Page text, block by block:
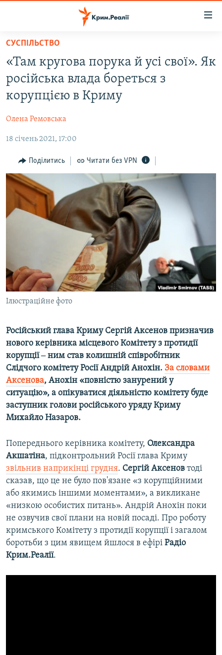
Перейти
основного
матеріалу
Перейти
до
основної
Перейти
пошуку
ВОДА.КРИМ
ВІДЕО ТА ФОТО
БЛОГИ
ПОГЛЯД
ІНТЕРВ'Ю
ВСЕ ЗА ДЕНЬ
СПЕЦПРОЕКТИ
ДЕПОРТАЦІЯ
ВІДЕОУРОКИ «ELIFBE»
УКРАЇНСЬКА ПРОБЛЕМА КРИМУ
ІНФОГРАФІКА
ЯК ОБІЙТИ БЛОКУВАННЯ
ДОЛУЧАЙСЯ!
Усі сайти RFE/RL
СУСПІЛЬСТВО
«Там кругова порука й усі свої». Як
російська влада бореться з
корупцією в Криму
Олена Ремовська
18 січень 2021, 17:00
Поділитись Читати без VPN
Ілюстраційне фото
Російський глава Криму Сергій Аксенов призначив
нового керівника місцевого Комітету з протидії
корупції ‒ ним став колишній співробітник
Слідчого комітету Росії Андрій Анохін. За словами
Аксенова, Анохін «повністю занурений у
ситуацію», а опікуватися діяльністю комітету буде
заступник голови російського уряду Криму
Михайло Назаров.
Попереднього керівника комітету, Олександра
Акшатіна, підконтрольний Росії глава Криму
звільнив наприкінці грудня. Сергій Аксенов тоді
сказав, що це не було пов'язане «з корупційними
або якимись іншими моментами», а викликане
«низкою особистих питань». Андрій Анохін поки
не озвучив свої плани на новій посаді. Про роботу
кримського Комітету з протидії корупції і загалом
боротьби з цим явищем йшлося в ефірі Радіо
Крим.Реалії.